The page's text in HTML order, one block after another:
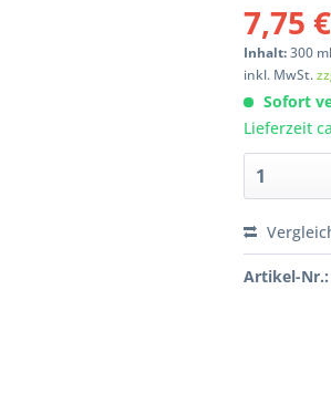
7,75
Inhalt:300 ml
inkl. MwSt.
Sofort
Lieferzeit
Artikel-Nr.: